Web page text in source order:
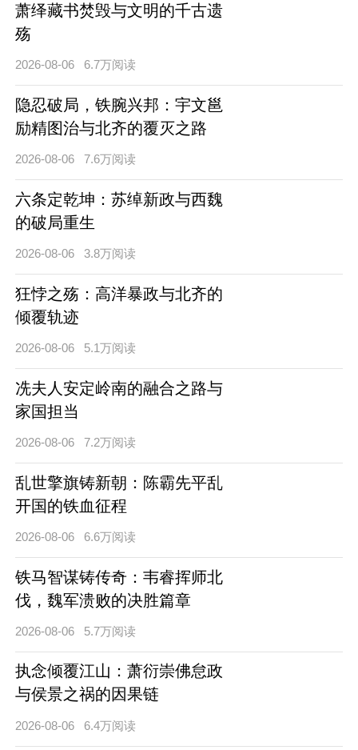
萧绎藏书焚毁与文明的千古遗
殇
2026-08-06 6.7万阅读
隐忍破局，铁腕兴邦：宇文邕
励精图治与北齐的覆灭之路
2026-08-06 7.6万阅读
六条定乾坤：苏绰新政与西魏
的破局重生
2026-08-06 3.8万阅读
狂悖之殇：高洋暴政与北齐的
倾覆轨迹
2026-08-06 5.1万阅读
冼夫人安定岭南的融合之路与
家国担当
2026-08-06 7.2万阅读
乱世擎旗铸新朝：陈霸先平乱
开国的铁血征程
2026-08-06 6.6万阅读
铁马智谋铸传奇：韦睿挥师北
伐，魏军溃败的决胜篇章
2026-08-06 5.7万阅读
执念倾覆江山：萧衍崇佛怠政
与侯景之祸的因果链
2026-08-06 6.4万阅读